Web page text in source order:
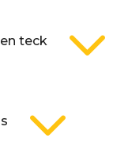
teck 3
3